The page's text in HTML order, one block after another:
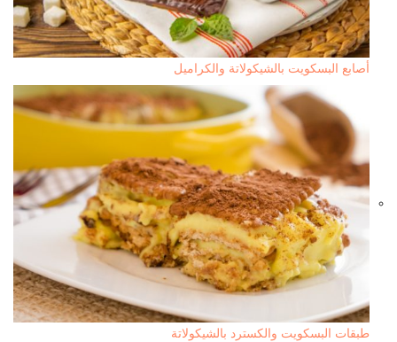
أصابع البسكويت بالشيكولاتة والكراميل
طبقات البسكويت والكسترد بالشيكولاتة